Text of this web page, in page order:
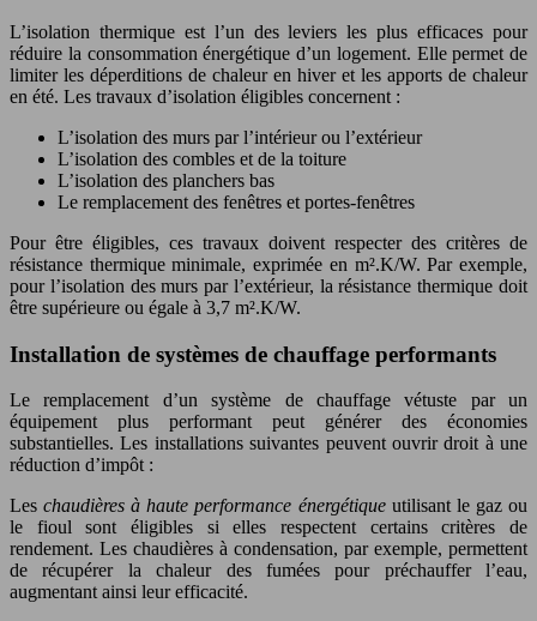
L’isolation thermique est l’un des leviers les plus efficaces pour
réduire la consommation énergétique d’un logement. Elle permet de
limiter les déperditions de chaleur en hiver et les apports de chaleur
en été. Les travaux d’isolation éligibles concernent :
L’isolation des murs par l’intérieur ou l’extérieur
L’isolation des combles et de la toiture
L’isolation des planchers bas
Le remplacement des fenêtres et portes-fenêtres
Pour être éligibles, ces travaux doivent respecter des critères de
résistance thermique minimale, exprimée en m².K/W. Par exemple,
pour l’isolation des murs par l’extérieur, la résistance thermique doit
être supérieure ou égale à 3,7 m².K/W.
Installation de systèmes de chauffage performants
Le remplacement d’un système de chauffage vétuste par un
équipement plus performant peut générer des économies
substantielles. Les installations suivantes peuvent ouvrir droit à une
réduction d’impôt :
Leschaudières à haute performance énergétique utilisant le gaz ou
le fioul sont éligibles si elles respectent certains critères de
rendement. Les chaudières à condensation, par exemple, permettent
de récupérer la chaleur des fumées pour préchauffer l’eau,
augmentant ainsi leur efficacité.